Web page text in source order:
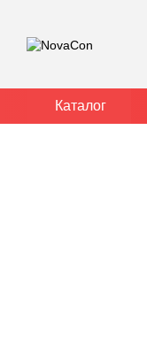
Каталог